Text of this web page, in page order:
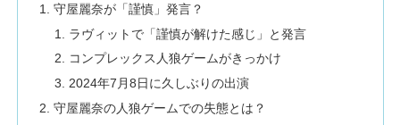
守屋麗奈が「謹慎」発言？
ラヴィットで「謹慎が解けた感じ」と発言
コンプレックス人狼ゲームがきっかけ
2024年7月8日に久しぶりの出演
守屋麗奈の人狼ゲームでの失態とは？